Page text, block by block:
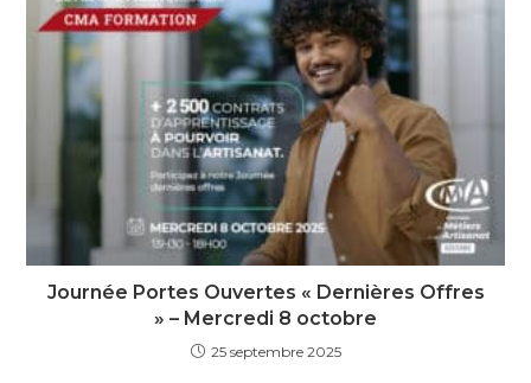
Journée Portes Ouvertes « Dernières Offres
» – Mercredi 8 octobre
25 septembre 2025